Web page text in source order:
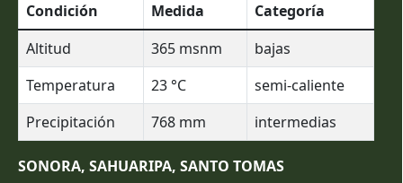
Condición Medida
Categoría
Altitud
365 msnm
bajas
Temperatura
23 °C
semi-caliente
Precipitación
768 mm intermedias
SONORA, SAHUARIPA, SANTO TOMAS